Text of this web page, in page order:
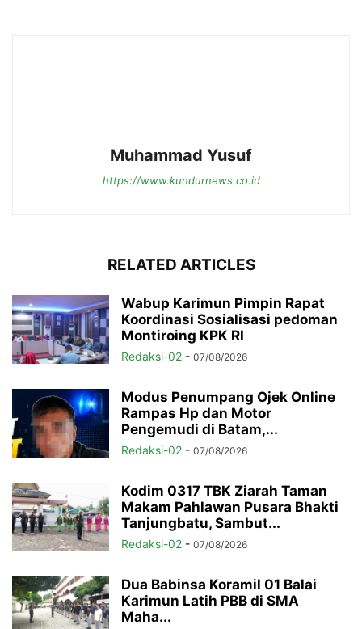
Muhammad Yusuf
https://www.kundurnews.co.id
RELATED ARTICLES
Wabup Karimun Pimpin Rapat
Koordinasi Sosialisasi pedoman
Montiroing KPK RI
Redaksi-02 - 07/08/2026
Modus Penumpang Ojek Online
Rampas Hp dan Motor
Pengemudi di Batam,...
Redaksi-02 - 07/08/2026
Kodim 0317 TBK Ziarah Taman
Makam Pahlawan Pusara Bhakti
Tanjungbatu, Sambut...
Redaksi-02 - 07/08/2026
Dua Babinsa Koramil 01 Balai
Karimun Latih PBB di SMA
Maha...